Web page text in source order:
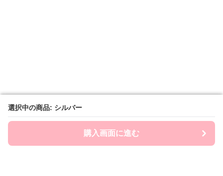
選択中の商品: シルバー
購入画面に進む
選択中の商品: シルバー
購入画面に進む